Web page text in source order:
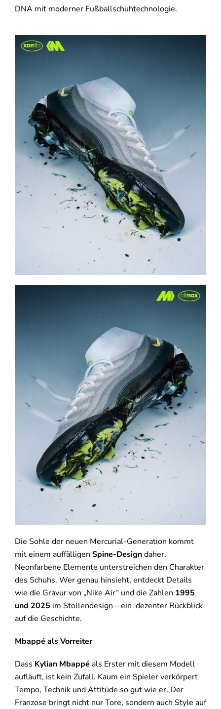
DNA mit moderner Fußballschuhtechnologie.
Die Sohle der neuen Mercurial-Generation kommt
mit einem auffälligen Spine-Designdaher.
Neonfarbene Elemente unterstreichen den Charakter
des Schuhs. Wer genau hinsieht, entdeckt Details
wie die Gravur von „Nike Air“ und die Zahlen 1995
und 2025 im Stollendesign – ein dezenter Rückblick
auf die Geschichte.
Mbappé als Vorreiter
Dass Kylian Mbappé als Erster mit diesem Modell
aufläuft, ist kein Zufall. Kaum ein Spieler verkörpert
Tempo, Technik und Attitüde so gut wie er. Der
Franzose bringt nicht nur Tore, sondern auch Style auf